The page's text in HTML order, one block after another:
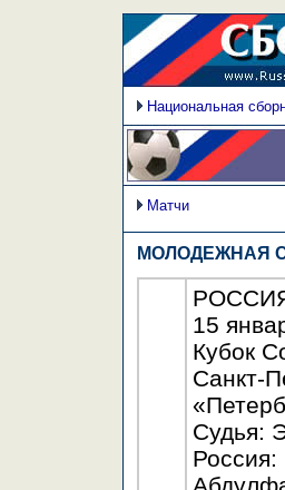
Национальная
Матчи
МОЛОДЕЖНАЯ
РОССИЯ
15
Кубок
Судья: